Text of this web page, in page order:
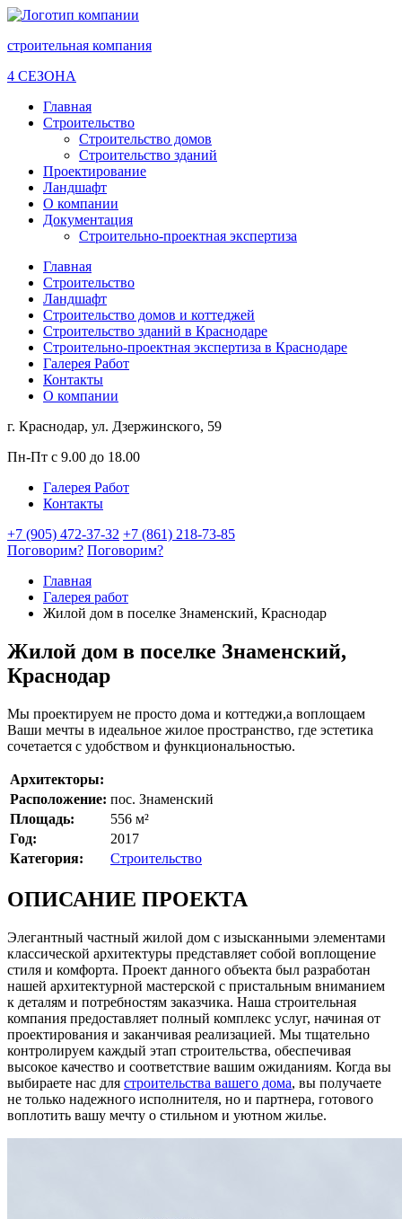
строительная компания
4 СЕЗОНА
Главная
Строительство
Строительство домов
Строительство зданий
Проектирование
Ландшафт
О компании
Документация
Строительно-проектная экспертиза
Главная
Строительство
Ландшафт
Строительство домов и коттеджей
Строительство зданий в Краснодаре
Строительно-проектная экспертиза в Краснодаре
Галерея Работ
Контакты
О компании
г. Краснодар, ул. Дзержинского, 59
Пн-Пт с 9.00 до 18.00
Галерея Работ
Контакты
+7 (905) 472-37-32 +7 (861) 218-73-85
Поговорим? Поговорим?
Главная
Галерея работ
Жилой дом в поселке Знаменский, Краснодар
Жилой дом в поселке Знаменский,
Краснодар
Мы проектируем не просто дома и коттеджи,а воплощаем
Ваши мечты в идеальное жилое пространство, где эстетика
сочетается с удобством и функциональностью.
Архитекторы:
Расположение: пос. Знаменский
Площадь:
556 м²
Год:
2017
Категория:
Строительство
ОПИСАНИЕ ПРОЕКТА
Элегантный частный жилой дом с изысканными элементами
классической архитектуры представляет собой воплощение
стиля и комфорта. Проект данного объекта был разработан
нашей архитектурной мастерской с пристальным вниманием
к деталям и потребностям заказчика. Наша строительная
компания предоставляет полный комплекс услуг, начиная от
проектирования и заканчивая реализацией. Мы тщательно
контролируем каждый этап строительства, обеспечивая
высокое качество и соответствие вашим ожиданиям. Когда вы
выбираете нас для строительства вашего дома, вы получаете
не только надежного исполнителя, но и партнера, готового
воплотить вашу мечту о стильном и уютном жилье.